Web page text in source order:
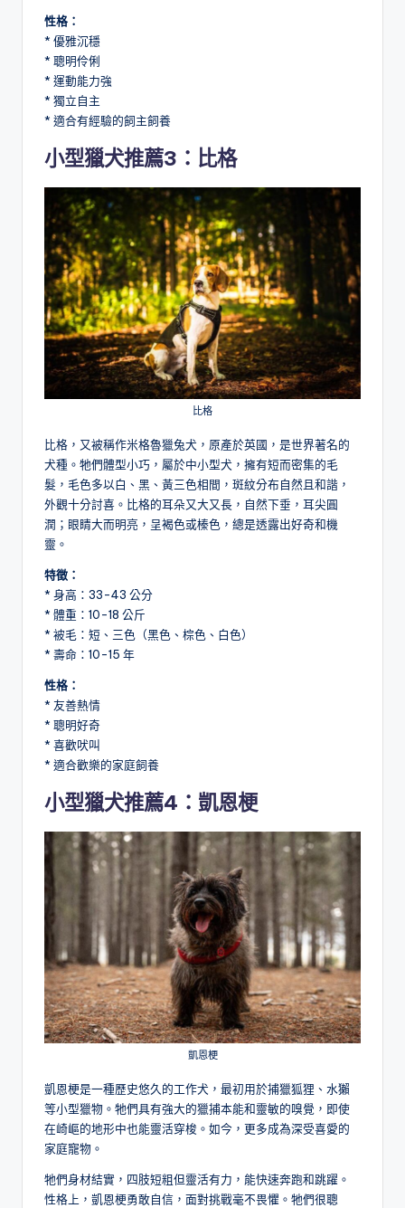
性格：
* 優雅沉穩
* 聰明伶俐
* 運動能力強
* 獨立自主
* 適合有經驗的飼主飼養
小型獵犬推薦3：比格
比格
比格，又被稱作米格魯獵兔犬，原產於英國，是世界著名的
犬種。牠們體型小巧，屬於中小型犬，擁有短而密集的毛
髮，毛色多以白、黑、黃三色相間，斑紋分布自然且和諧，
外觀十分討喜。比格的耳朵又大又長，自然下垂，耳尖圓
潤；眼睛大而明亮，呈褐色或榛色，總是透露出好奇和機
靈。
特徵：
* 身高：33-43 公分
* 體重：10-18 公斤
* 被毛：短、三色（黑色、棕色、白色）
* 壽命：10-15 年
性格：
* 友善熱情
* 聰明好奇
* 喜歡吠叫
* 適合歡樂的家庭飼養
小型獵犬推薦4：凱恩梗
凱恩梗
凱恩梗是一種歷史悠久的工作犬，最初用於捕獵狐狸、水獺
等小型獵物。牠們具有強大的獵捕本能和靈敏的嗅覺，即使
在崎嶇的地形中也能靈活穿梭。如今，更多成為深受喜愛的
家庭寵物。
牠們身材結實，四肢短粗但靈活有力，能快速奔跑和跳躍。
性格上，凱恩梗勇敢自信，面對挑戰毫不畏懼。牠們很聰